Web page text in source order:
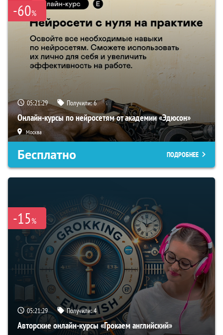
-60%
05:21:28 Получили:6
Онлайн-курсы по нейросетям от академии «Эдюсон»
Москва
Бесплатно ПОДРОБНЕЕ
-15%
05:21:28 Получили:4
Авторские онлайн-курсы «Грокаем английский»